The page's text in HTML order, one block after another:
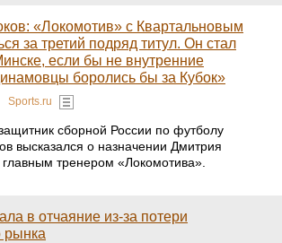
«Локомотив» с Квартальновым
за третий подряд титул. Он стал
если бы не внутренние
боролись бы за Кубок»
Sports.ru
сборной России по футболу
высказался о назначении Дмитрия
главным тренером «Локомотива».
в отчаяние из-за потери
рынка